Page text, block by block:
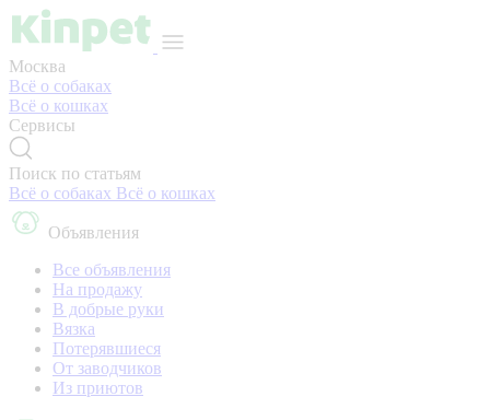
Москва
Всё о собаках
Всё о кошках
Сервисы
Поиск по статьям
Всё о собаках Всё о кошках
Объявления
Все объявления
На продажу
В добрые руки
Вязка
Потерявшиеся
От заводчиков
Из приютов